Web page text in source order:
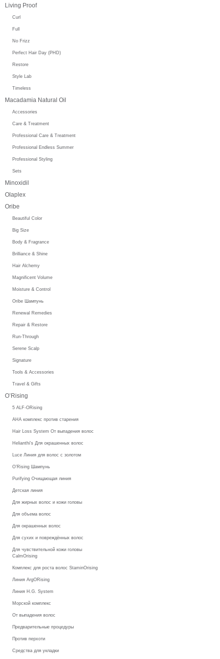
Living Proof
Curl
Full
No Frizz
Perfect Hair Day (PHD)
Restore
Style Lab
Timeless
Macadamia Natural Oil
Accessories
Care & Treatment
Professional Care & Treatment
Professional Endless Summer
Professional Styling
Sets
Minoxidil
Olaplex
Oribe
Beautiful Color
Big Size
Body & Fragrance
Brilliance & Shine
Hair Alchemy
Magnificent Volume
Moisture & Control
Oribe Шампунь
Renewal Remedies
Repair & Restore
Run-Through
Serene Scalp
Signature
Tools & Accessories
Travel & Gifts
O’Rising
5 ALF-ORising
AHA комплекс против старения
Hair Loss System От выпадения волос
Helianthi's Для окрашенных волос
Luce Линия для волос с золотом
O’Rising Шампунь
Purifying Очищающая линия
Детская линия
Для жирных волос и кожи головы
Для объема волос
Для окрашенных волос
Для сухих и повреждённых волос
Для чувствительной кожи головы
CalmOrising
Комплекс для роста волос StaminOrising
Линия ArgORising
Линия H.G. System
Морской комплекс
От выпадения волос
Предварительные процедуры
Против перхоти
Средства для укладки